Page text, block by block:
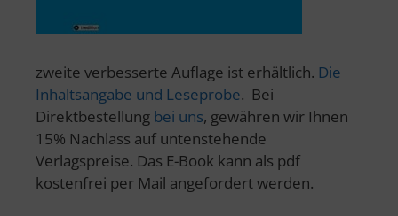
zweite verbesserte Auflage ist erhältlich. Die
Inhaltsangabe und Leseprobe. Bei
Direktbestellung bei uns, gewähren wir Ihnen
15% Nachlass auf untenstehende
Verlagspreise. Das E-Book kann als pdf
kostenfrei per Mail angefordert werden.